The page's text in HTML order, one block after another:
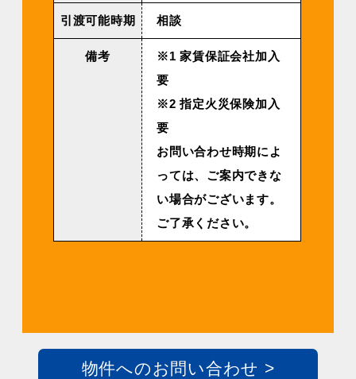
引渡可能時期 相談
備考
※1 家賃保証会社加入
要
※2 指定火災保険加入
要
お問い合わせ時期によ
っては、ご案内できな
い場合がございます。
ご了承ください。
物件へのお問い合わせ >